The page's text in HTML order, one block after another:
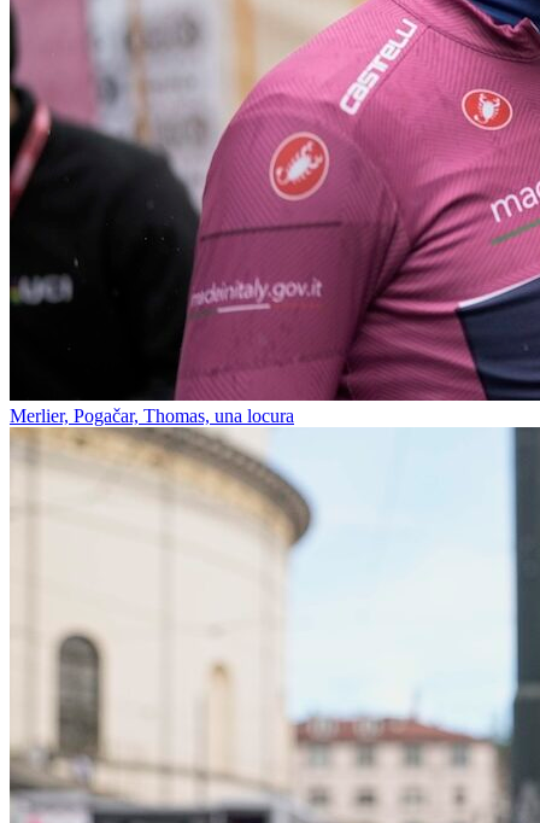
Merlier, Pogačar, Thomas, una locura